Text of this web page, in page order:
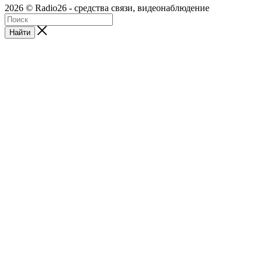
2026 © Radio26 - средства связи, видеонаблюдение
Найти